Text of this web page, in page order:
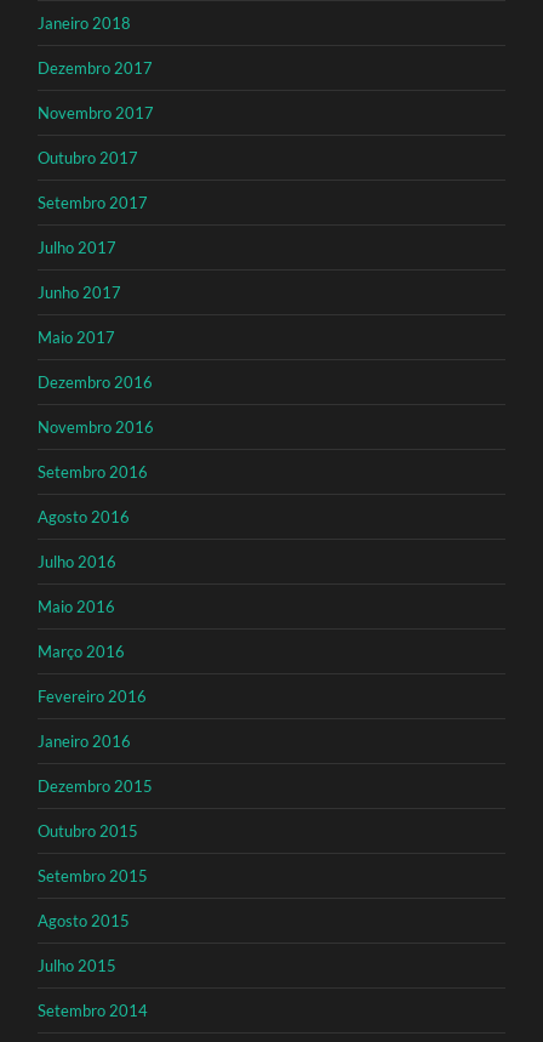
Janeiro 2018
Dezembro 2017
Novembro 2017
Outubro 2017
Setembro 2017
Julho 2017
Junho 2017
Maio 2017
Dezembro 2016
Novembro 2016
Setembro 2016
Agosto 2016
Julho 2016
Maio 2016
Março 2016
Fevereiro 2016
Janeiro 2016
Dezembro 2015
Outubro 2015
Setembro 2015
Agosto 2015
Julho 2015
Setembro 2014